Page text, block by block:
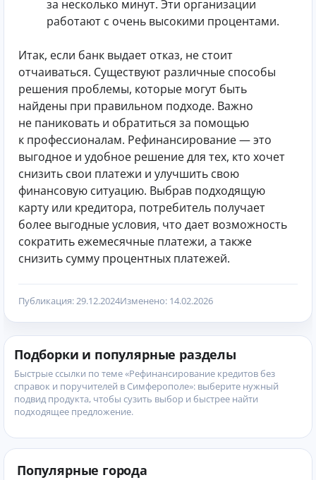
за несколько минут. Эти организации
работают с очень высокими процентами.
Итак, если банк выдает отказ, не стоит
отчаиваться. Существуют различные способы
решения проблемы, которые могут быть
найдены при правильном подходе. Важно
не паниковать и обратиться за помощью
к профессионалам. Рефинансирование — это
выгодное и удобное решение для тех, кто хочет
снизить свои платежи и улучшить свою
финансовую ситуацию. Выбрав подходящую
карту или кредитора, потребитель получает
более выгодные условия, что дает возможность
сократить ежемесячные платежи, а также
снизить сумму процентных платежей.
Публикация: 29.12.2024Изменено: 14.02.2026
Подборки и популярные разделы
Быстрые ссылки по теме «Рефинансирование кредитов без
справок и поручителей в Симферополе»: выберите нужный
подвид продукта, чтобы сузить выбор и быстрее найти
подходящее предложение.
Популярные города